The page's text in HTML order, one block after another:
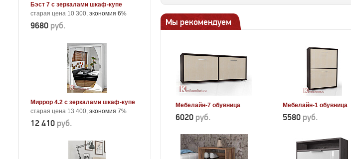
Бэст 7 с зеркалами шкаф-купе
старая цена 10 300, экономия 6%
9680 руб.
Миррор 4.2 с зеркалами шкаф-купе
старая цена 13 400, экономия 7%
12 410 руб.
Мы рекомендуем
Мебелайн-7 обувница
6020 руб.
Мебелайн-1 обувница
5580 руб.